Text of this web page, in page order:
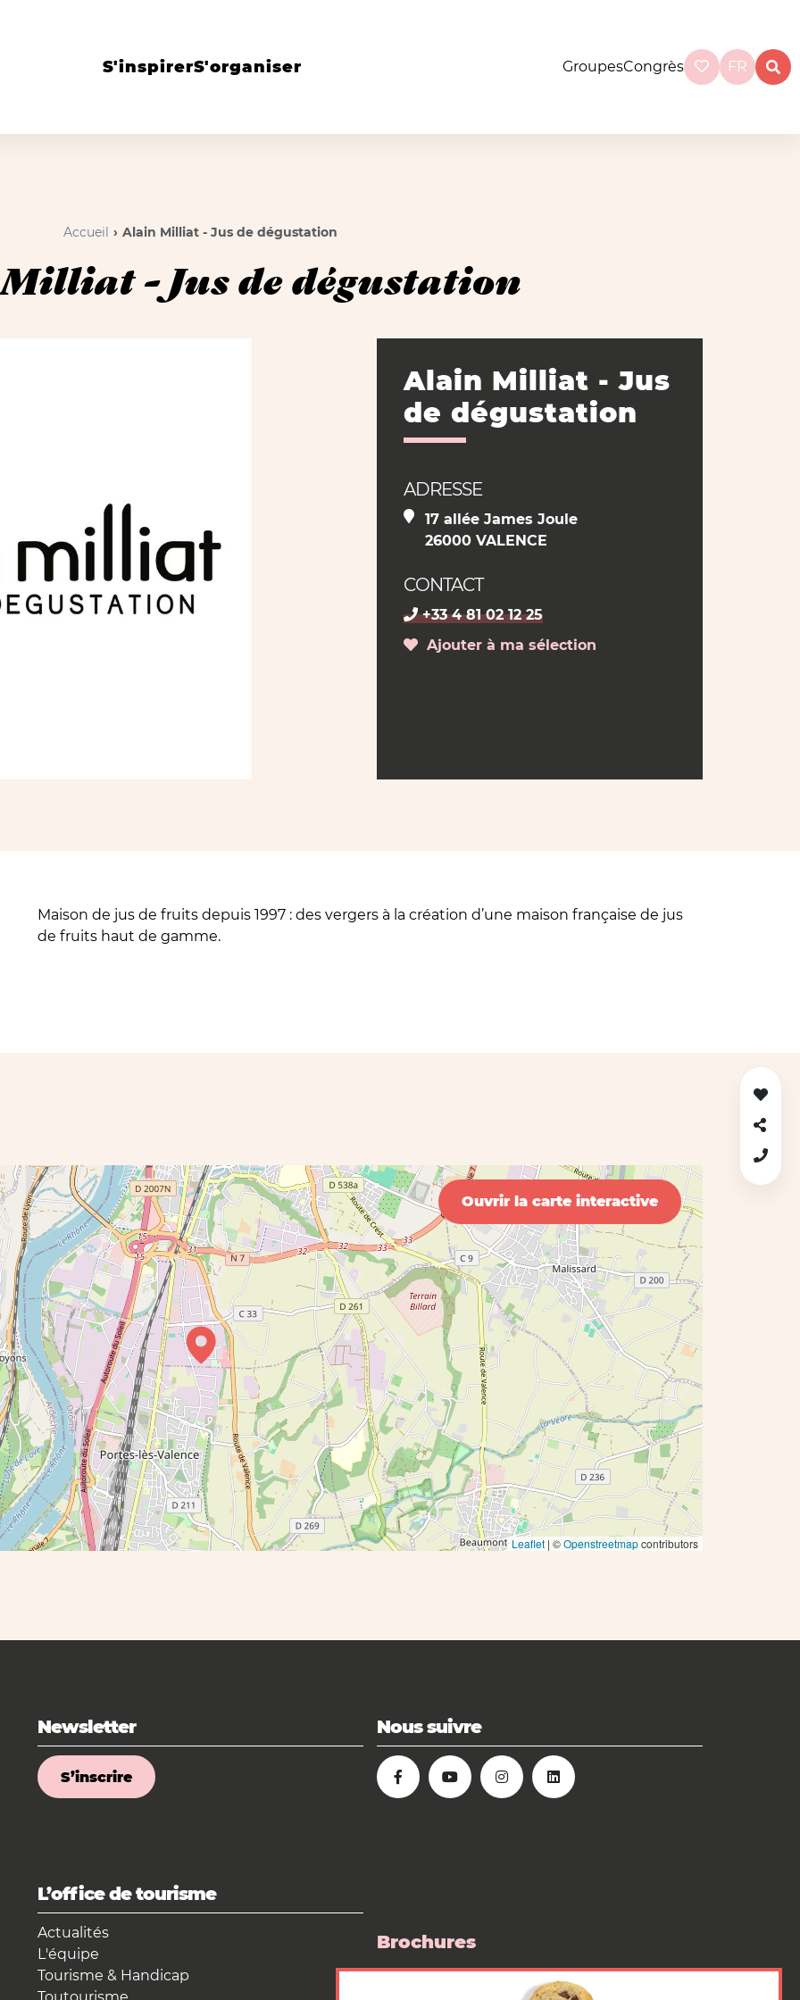
S'inspirerS'organiser GroupesCongrès FR
Accueil Alain Milliat - Jus de dégustation
- Jus de dégustation
Alain Milliat - Jus
de dégustation
ADRESSE
17 allée James Joule
26000 VALENCE
CONTACT
+33 4 81 02 12 25
Ajouter à ma sélection
Maison de jus de fruits depuis 1997 : des vergers à la création d’une maison française de jus
de fruits haut de gamme.
Ouvrir la carte interactive
Leaflet| ©Openstreetmapcontributors
Newsletter
S’inscrire
Nous suivre
L’office de tourisme
Actualités
L'équipe
Tourisme & Handicap
Brochures
La boutique